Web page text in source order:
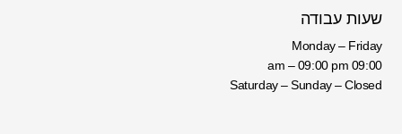
שעות עבודה
Monday – Friday
09:00 am – 09:00 pm
Saturday – Sunday – Closed